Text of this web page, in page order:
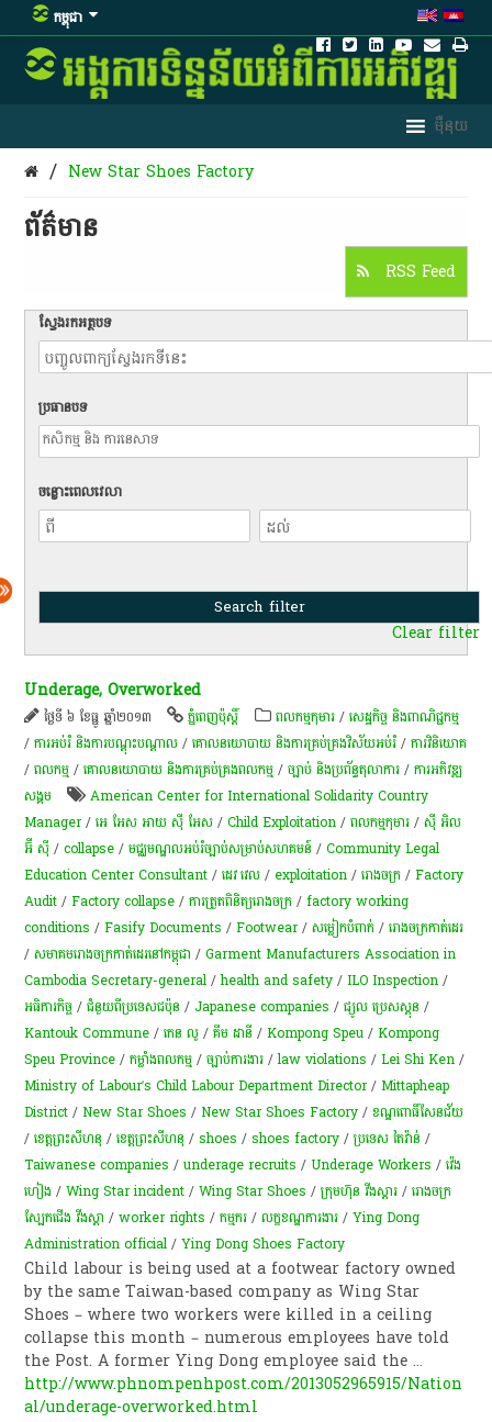
កម្ពុជា
/ New Star Shoes Factory
ព័ត៌មាន​
RSS Feed
ស្វែងរកអត្ថបទ
ប្រធានបទ
ចន្លោះពេលវេលា
Clear filter
Underage, Overworked
ថ្ងៃទី ៦ ខែធ្នូ ឆ្នាំ២០១៣ ភ្នំពេញប៉ុស្តិ៍ ពលកម្មកុមារ /សេដ្ឋកិច្ច និងពាណិជ្ជកម្ម
/ការអប់រំ និងការបណ្តុះបណ្តាល /គោលនយោបាយ និងការគ្រប់គ្រងវិស័យអប់រំ /ការវិនិយោគ
/ពល​កម្ម /គោលនយោបាយ និងការគ្រប់គ្រងពលកម្ម/ច្បាប់ និងប្រព័ន្ធតុលាការ /ការ​អភិវឌ្ឍ​
សង្គម
American Center for International Solidarity Country
Manager/អេ អែស អាយ ស៊ី អែស /Child Exploitation /ពលកម្ម​កុមារ​ /ស៊ី អិល
អ៊ី ស៊ី /collapse /មជ្ឈមណ្ឌល​អប់រំ​ច្បាប់​សម្រាប់​សហគមន៍​ /Community Legal
Education Center Consultant /ដេវ វេល / exploitation /រោងចក្រ /Factory
Audit /Factory collapse /ការត្រួតពិនិត្យរោងចក្រ /factory working
conditions /Fasify Documents /Footwear/សម្លៀកបំពាក់ /រោងចក្រកាត់ដេរ
/សមាគមរោងចក្រកាត់ដេរនៅកម្ពុជា /Garment Manufacturers Association in
Cambodia Secretary-general /health and safety /ILO Inspection /
អធិការកិច្ច /ជំនួយពីប្រទេសជប៉ុន /Japanese companies /ជ្យូល ប្រេសស្តុន /
Kantouk Commune /កេន លូ /គឹម ដានី /Kompong Speu /Kompong
Speu Province /កម្លាំងពលកម្ម /ច្បាប់ការងារ /law violations /Lei Shi Ken /
Ministry of Labour’s Child Labour Department Director/Mittapheap
District /New Star Shoes /New Star Shoes Factory /ខណ្ឌ​ពោធិ៍​សែន​ជ័យ
/ខេត្ត​ព្រះសីហនុ​ /ខេត្តព្រះសីហនុ /shoes /shoes factory /ប្រទេស តៃវ៉ាន់ /
Taiwanese companies /underage recruits /Underage Workers /វ៉េង
ហៀង /Wing Star incident /Wing Star Shoes /ក្រុមហ៊ុន​ ​វី​​​ង​ស្តារ /រោងចក្រ​​​
ស្បែក​​​ជើង​​​ វីង​​​ស្តា/worker rights /ក​ម្មករ​ /លក្ខខណ្ឌ​ការងារ​ /Ying Dong
Administration official /Ying Dong Shoes Factory
Child labour is being used at a footwear factory owned
by the same Taiwan-based company as Wing Star
Shoes – where two workers were killed in a ceiling
collapse this month – numerous employees have told
the Post. A former Ying Dong employee said the...
http://www.phnompenhpost.com/2013052965915/Nation
al/underage-overworked.html